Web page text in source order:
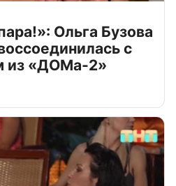
Ольга Бузова
с
из «ДОМа-2»